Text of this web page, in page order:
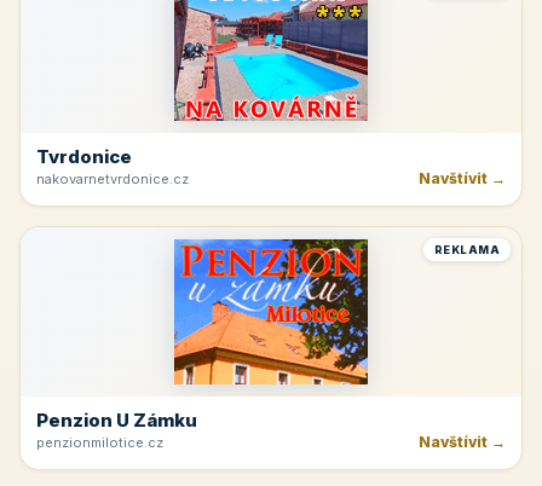
Tvrdonice
nakovarnetvrdonice.cz Navštívit →
REKLAMA
Penzion U Zámku
penzionmilotice.cz Navštívit →